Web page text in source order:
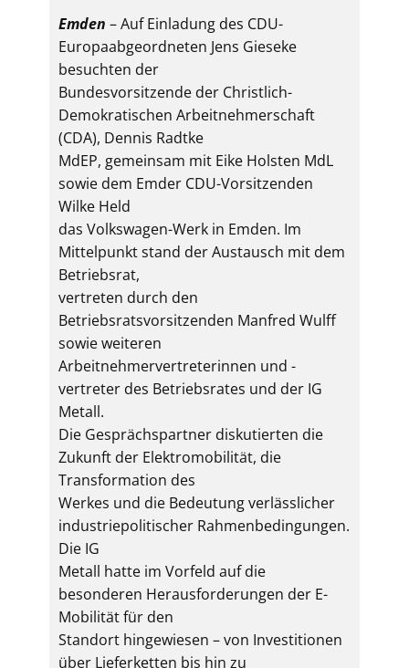
Emden – Auf Einladung des CDU-
Europaabgeordneten Jens Gieseke
besuchten der
Bundesvorsitzende der Christlich-
Demokratischen Arbeitnehmerschaft
(CDA), Dennis Radtke
MdEP, gemeinsam mit Eike Holsten MdL
sowie dem Emder CDU-Vorsitzenden
Wilke Held
das Volkswagen-Werk in Emden. Im
Mittelpunkt stand der Austausch mit dem
Betriebsrat,
vertreten durch den
Betriebsratsvorsitzenden Manfred Wulff
sowie weiteren
Arbeitnehmervertreterinnen und -
vertreter des Betriebsrates und der IG
Metall.
Die Gesprächspartner diskutierten die
Zukunft der Elektromobilität, die
Transformation des
Werkes und die Bedeutung verlässlicher
industriepolitischer Rahmenbedingungen.
Die IG
Metall hatte im Vorfeld auf die
besonderen Herausforderungen der E-
Mobilität für den
Standort hingewiesen – von Investitionen
über Lieferketten bis hin zu